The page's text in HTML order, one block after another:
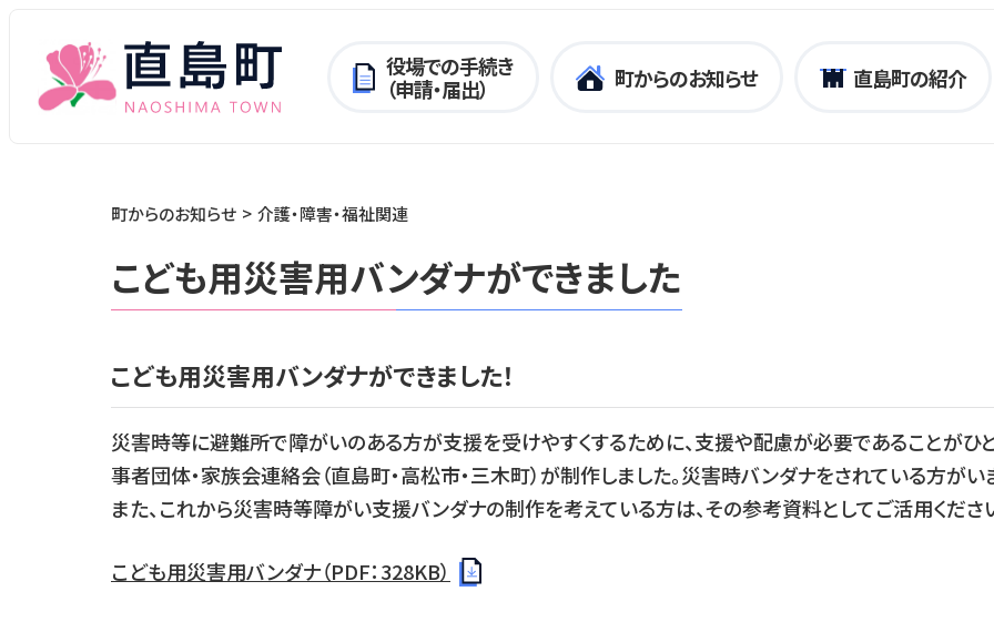
役場での手続き
（申請・届出）
町からのお知らせ 直島町の紹介
町からのお知らせ 介護・障害・福祉関連
こども用災害用バンダナができました
こども用災害用バンダナができました！
災害時等に避難所で障がいのある方が支援を受けやすくするために、支援や配慮が必要であることが
事者団体・家族会連絡会（直島町・高松市・三木町）が制作しました。災害時バンダナをされている方がい
また、これから災害時等障がい支援バンダナの制作を考えている方は、その参考資料としてご活用くださ
こども用災害用バンダナ（PDF：328KB）